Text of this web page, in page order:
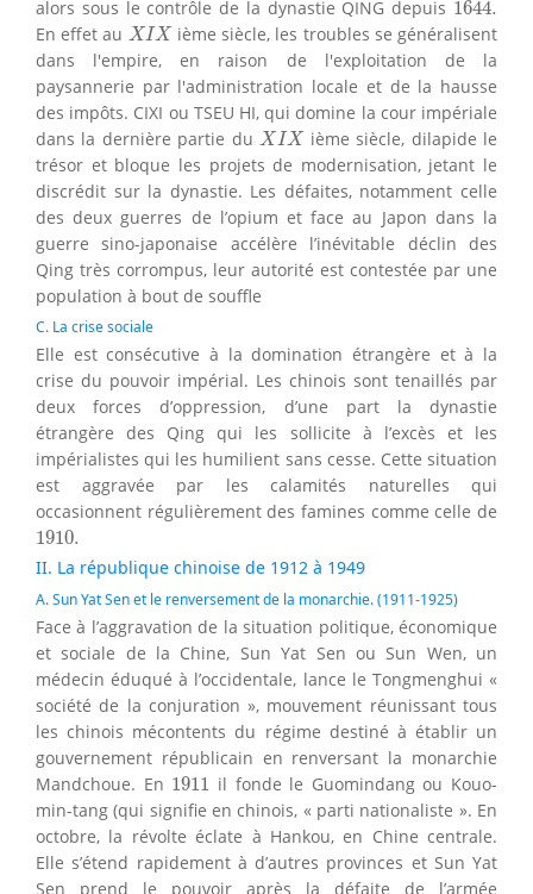
alors sous le contrôle de la dynastie QING depuis 1644.
En effet au XIX
XIX
ième siècle, les troubles se généralisent
dans l'empire, en raison de l'exploitation de la
paysannerie par l'administration locale et de la hausse
des impôts. CIXI ou TSEU HI, qui domine la cour impériale
dans la dernière partie du XIX
XIX
ième siècle, dilapide le
trésor et bloque les projets de modernisation, jetant le
discrédit sur la dynastie. Les défaites, notamment celle
des deux guerres de l’opium et face au Japon dans la
guerre sino-japonaise accélère l’inévitable déclin des
Qing très corrompus, leur autorité est contestée par une
population à bout de souffle
C. La crise sociale
Elle est consécutive à la domination étrangère et à la
crise du pouvoir impérial. Les chinois sont tenaillés par
deux forces d’oppression, d’une part la dynastie
étrangère des Qing qui les sollicite à l’excès et les
impérialistes qui les humilient sans cesse. Cette situation
est aggravée par les calamités naturelles qui
occasionnent régulièrement des famines comme celle de
1910.
1910.
II. La république chinoise de 1912 à 1949
A. Sun Yat Sen et le renversement de la monarchie. (1911-1925)
Face à l’aggravation de la situation politique, économique
et sociale de la Chine, Sun Yat Sen ou Sun Wen, un
médecin éduqué à l’occidentale, lance le Tongmenghui «
société de la conjuration », mouvement réunissant tous
les chinois mécontents du régime destiné à établir un
gouvernement républicain en renversant la monarchie
Mandchoue. En 1911
1911il fonde le Guomindang ou Kouo-
min-tang (qui signifie en chinois, « parti nationaliste ». En
octobre, la révolte éclate à Hankou, en Chine centrale.
Elle s’étend rapidement à d’autres provinces et Sun Yat
Sen prend le pouvoir après la défaite de l’armée